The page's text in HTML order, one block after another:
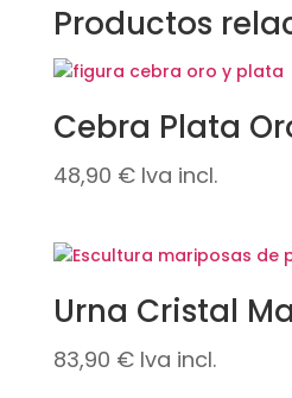
Productos
Cebra Plata
48,90 € Iva incl.
Urna Cristal
83,90 € Iva incl.